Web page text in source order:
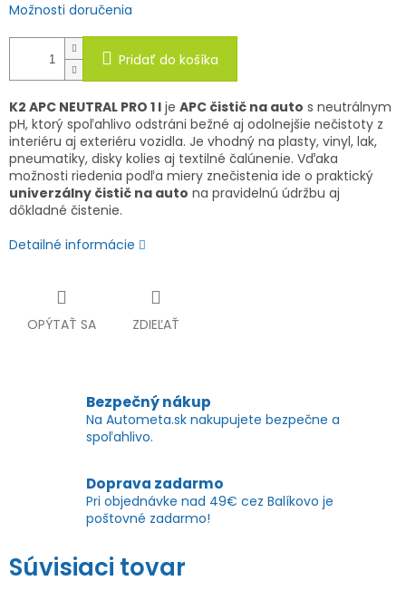
Možnosti doručenia
Pridať do košíka
K2 APC NEUTRAL PRO 1 l je APC čistič na auto s neutrálnym
pH, ktorý spoľahlivo odstráni bežné aj odolnejšie nečistoty z
interiéru aj exteriéru vozidla. Je vhodný na plasty, vinyl, lak,
pneumatiky, disky kolies aj textilné čalúnenie. Vďaka
možnosti riedenia podľa miery znečistenia ide o praktický
univerzálny čistič na auto na pravidelnú údržbu aj
dôkladné čistenie.
Detailné informácie
OPÝTAŤ SA ZDIEĽAŤ
Bezpečný nákup
Na Autometa.sk nakupujete bezpečne a
spoľahlivo.
Doprava zadarmo
Pri objednávke nad 49€ cez Balíkovo je
poštovné zadarmo!
Súvisiaci tovar